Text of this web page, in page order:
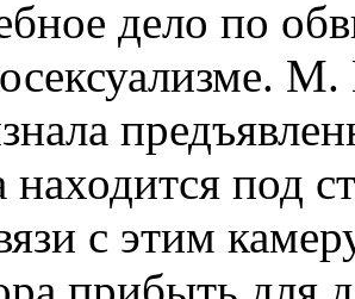
дело по
находится под
с этим